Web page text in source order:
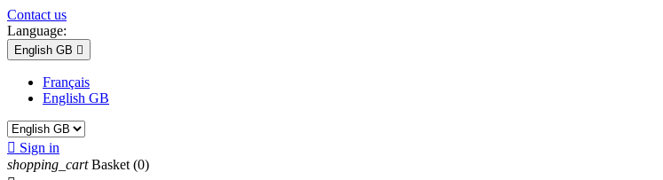
Contact us
Language:
English GB 
Français
English GB
 Sign in
shopping_cart Basket (0)